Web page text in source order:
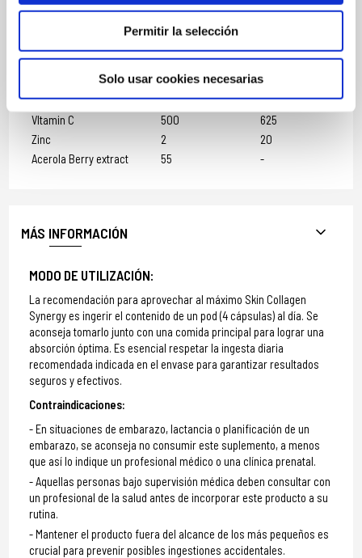
Permitir la selección
Solo usar cookies necesarias
Grapeseed Extract
115
-
2.3
Skin Vit C: One capsules
provides
VItamin C
500
625
Zinc
2
20
Acerola Berry extract
55 -
MÁS INFORMACIÓN
MODO DE UTILIZACIÓN:
La recomendación para aprovechar al máximo Skin Collagen
Synergy es ingerir el contenido de un pod (4 cápsulas) al día. Se
aconseja tomarlo junto con una comida principal para lograr una
absorción óptima. Es esencial respetar la ingesta diaria
recomendada indicada en el envase para garantizar resultados
seguros y efectivos.
Contraindicaciones:
En situaciones de embarazo, lactancia o planificación de un
embarazo, se aconseja no consumir este suplemento, a menos
que así lo indique un profesional médico o una clínica prenatal.
Aquellas personas bajo supervisión médica deben consultar con
un profesional de la salud antes de incorporar este producto a su
rutina.
Mantener el producto fuera del alcance de los más pequeños es
crucial para prevenir posibles ingestiones accidentales.